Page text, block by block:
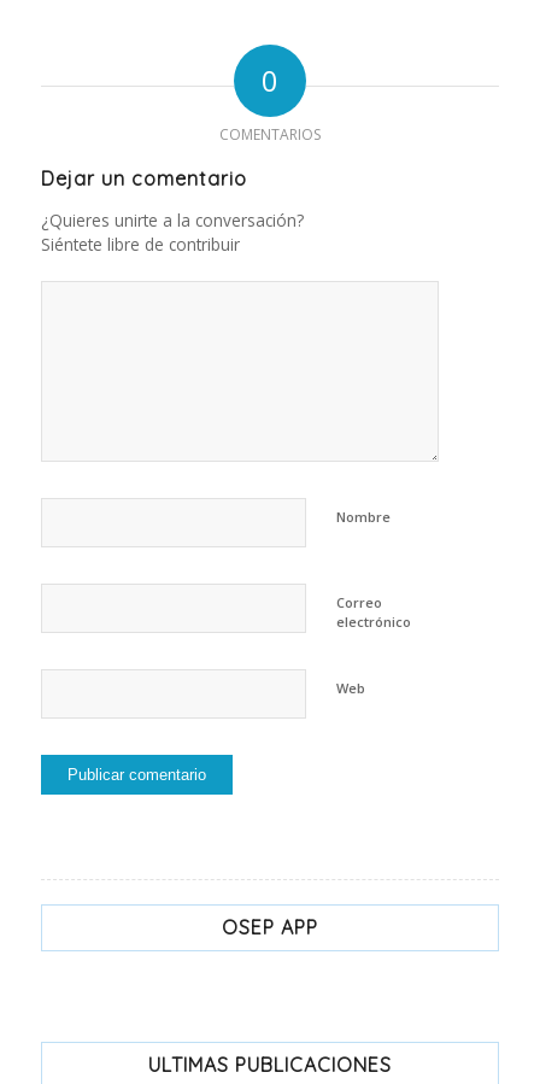
0
COMENTARIOS
Dejar un comentario
¿Quieres unirte a la conversación?
Siéntete libre de contribuir
Nombre
Correo
electrónico
Web
OSEP APP
ULTIMAS PUBLICACIONES